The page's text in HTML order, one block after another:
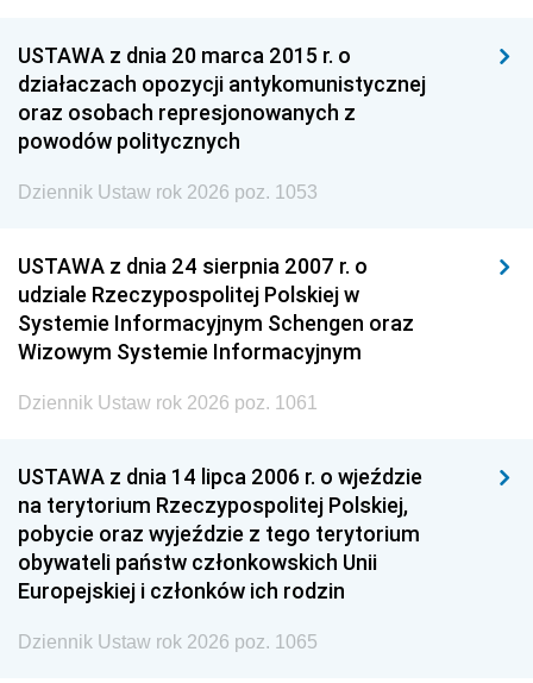
USTAWA z dnia 20 marca 2015 r. o
działaczach opozycji antykomunistycznej
oraz osobach represjonowanych z
powodów politycznych
Dziennik Ustaw rok 2026 poz. 1053
USTAWA z dnia 24 sierpnia 2007 r. o
udziale Rzeczypospolitej Polskiej w
Systemie Informacyjnym Schengen oraz
Wizowym Systemie Informacyjnym
Dziennik Ustaw rok 2026 poz. 1061
USTAWA z dnia 14 lipca 2006 r. o wjeździe
na terytorium Rzeczypospolitej Polskiej,
pobycie oraz wyjeździe z tego terytorium
obywateli państw członkowskich Unii
Europejskiej i członków ich rodzin
Dziennik Ustaw rok 2026 poz. 1065